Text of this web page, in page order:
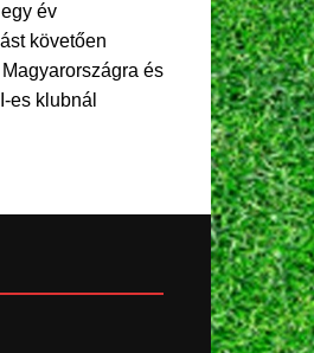
év
követően
és
es klubnál